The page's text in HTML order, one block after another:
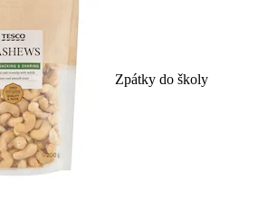
Zpátky do školy